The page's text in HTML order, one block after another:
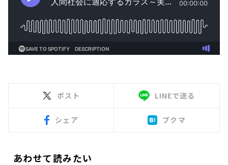
ポスト LINEで送る
シェア ブクマ
あわせて読みたい